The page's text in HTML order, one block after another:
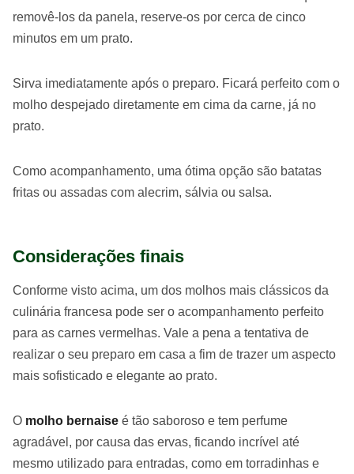
removê-los da panela, reserve-os por cerca de cinco
minutos em um prato.
Sirva imediatamente após o preparo. Ficará perfeito com o
molho despejado diretamente em cima da carne, já no
prato.
Como acompanhamento, uma ótima opção são batatas
fritas ou assadas com alecrim, sálvia ou salsa.
Considerações finais
Conforme visto acima, um dos molhos mais clássicos da
culinária francesa pode ser o acompanhamento perfeito
para as carnes vermelhas. Vale a pena a tentativa de
realizar o seu preparo em casa a fim de trazer um aspecto
mais sofisticado e elegante ao prato.
O molho bernaise é tão saboroso e tem perfume
agradável, por causa das ervas, ficando incrível até
mesmo utilizado para entradas, como em torradinhas e